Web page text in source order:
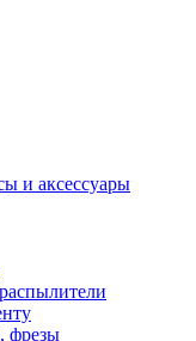
и аксессуары
фрезы